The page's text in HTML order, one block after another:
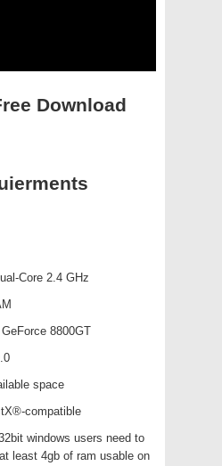
Download
Core 2.4 GHz
8800GT
space
compatible
windows users need to
least 4gb of ram usable on